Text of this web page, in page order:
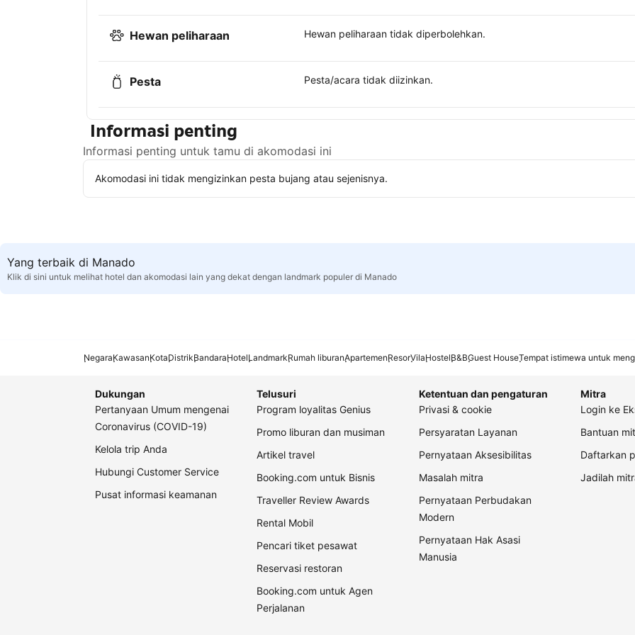
Hewan peliharaan Hewan peliharaan tidak diperbolehkan.
Pesta Pesta/acara tidak diizinkan.
Informasi penting
Informasi penting untuk tamu di akomodasi ini
Akomodasi ini tidak mengizinkan pesta bujang atau sejenisnya.
Yang terbaik di Manado
Klik di sini untuk melihat hotel dan akomodasi lain yang dekat dengan landmark populer di Manado
NegaraKawasanKotaDistrikBandaraHotelLandmarkRumah liburanApartemenResorVilaHostelB&BGuest HouseTempat istimewa untuk
Dukungan
Pertanyaan Umum mengenai
Coronavirus (COVID-19)
Kelola trip Anda
Hubungi Customer Service
Pusat informasi keamanan
Telusuri
Program loyalitas Genius
Promo liburan dan musiman
Artikel travel
Booking.com untuk Bisnis
Traveller Review Awards
Rental Mobil
Pencari tiket pesawat
Reservasi restoran
Booking.com untuk Agen
Perjalanan
Ketentuan dan pengaturan
Privasi & cookie
Persyaratan Layanan
Pernyataan Aksesibilitas
Masalah mitra
Pernyataan Perbudakan
Modern
Pernyataan Hak Asasi
Manusia
Mitra
Login ke
Bantuan
Daftarkan
Jadilah